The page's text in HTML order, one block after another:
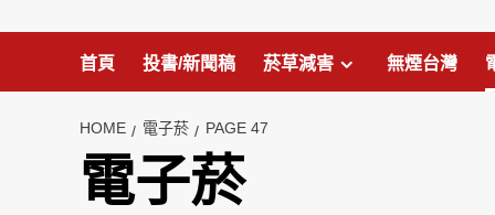
首頁 投書/新聞稿 菸草減害 無煙台灣
HOME 電子菸 PAGE 47
電子菸